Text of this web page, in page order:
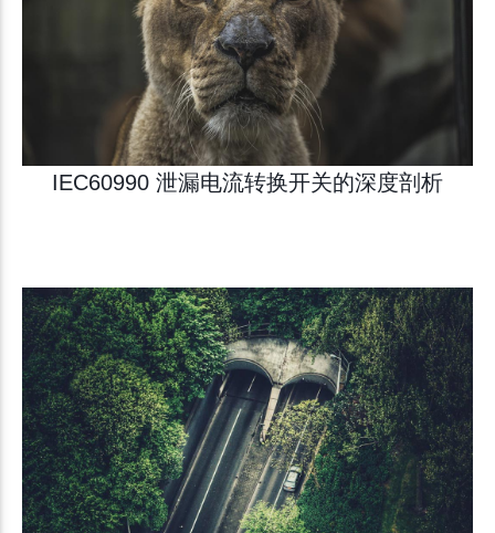
IEC60990 泄漏电流转换开关的深度剖析